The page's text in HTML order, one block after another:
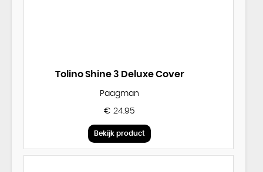
Tolino Shine 3 Deluxe Cover
Paagman
€ 24.95
Bekijk product